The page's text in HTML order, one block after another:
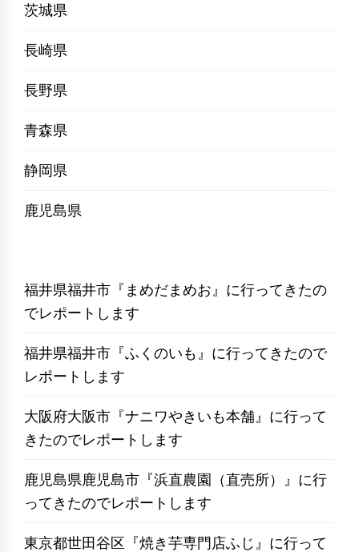
茨城県
長崎県
長野県
青森県
静岡県
鹿児島県
福井県福井市『まめだまめお』に行ってきたの
でレポートします
福井県福井市『ふくのいも』に行ってきたので
レポートします
大阪府大阪市『ナニワやきいも本舗』に行って
きたのでレポートします
鹿児島県鹿児島市『浜直農園（直売所）』に行
ってきたのでレポートします
東京都世田谷区『焼き芋専門店ふじ』に行って